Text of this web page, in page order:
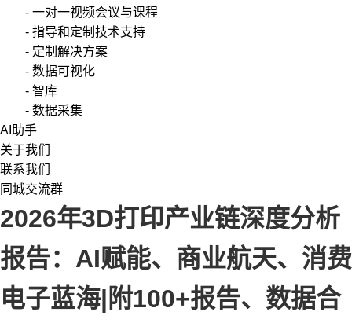
- 一对一视频会议与课程
- 指导和定制技术支持
- 定制解决方案
- 数据可视化
- 智库
- 数据采集
AI助手
关于我们
联系我们
同城交流群
2026年3D打印产业链深度分析
报告：AI赋能、商业航天、消费
电子蓝海|附100+报告、数据合